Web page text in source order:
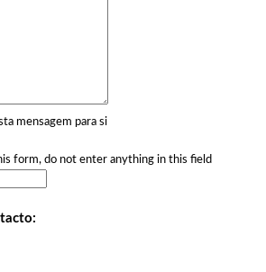
mensagem para si
form, do not enter anything in this field